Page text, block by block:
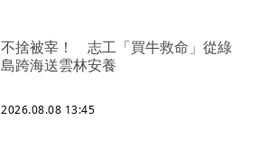
不捨被宰！ 志工「買牛救命」從綠
島跨海送雲林安養
2026.08.08 13:45